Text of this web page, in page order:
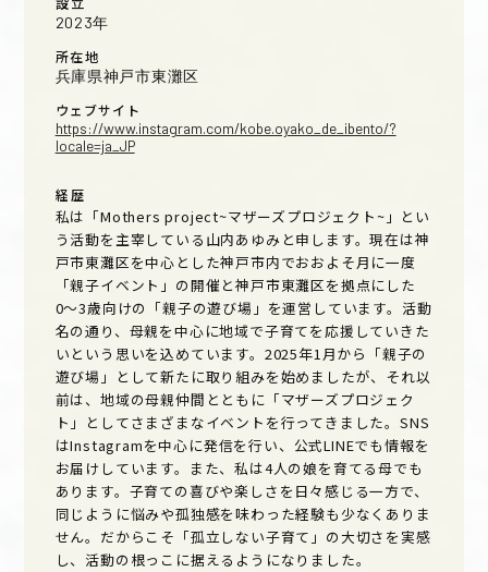
2023年
所在地
兵庫県神戸市東灘区
ウェブサイト
https://www.instagram.com/kobe.oyako_de_ibento/?
locale=ja_JP
経歴
私は「Mothers project~マザーズプロジェクト~」とい
う活動を主宰している山内あゆみと申します。現在は神
戸市東灘区を中心とした神戸市内でおおよそ月に一度
「親子イベント」の開催と神戸市東灘区を拠点にした
0〜3歳向けの「親子の遊び場」を運営しています。活動
名の通り、母親を中心に地域で子育てを応援していきた
いという思いを込めています。2025年1月から「親子の
遊び場」として新たに取り組みを始めましたが、それ以
前は、地域の母親仲間とともに「マザーズプロジェク
ト」としてさまざまなイベントを行ってきました。SNS
はInstagramを中心に発信を行い、公式LINEでも情報を
お届けしています。また、私は4人の娘を育てる母でも
あります。子育ての喜びや楽しさを日々感じる一方で、
同じように悩みや孤独感を味わった経験も少なくありま
せん。だからこそ「孤立しない子育て」の大切さを実感
し、活動の根っこに据えるようになりました。